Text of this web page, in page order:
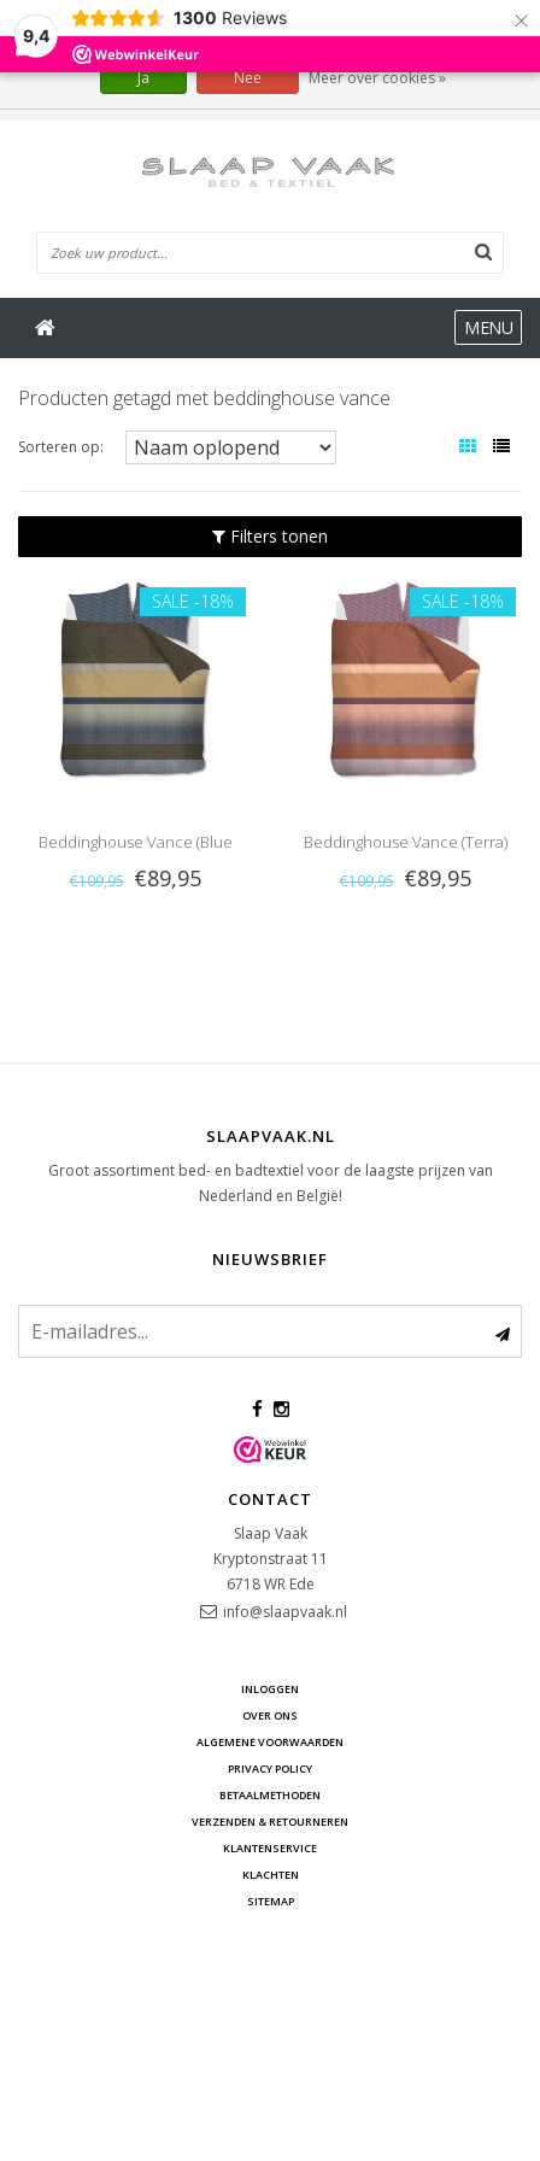
9,4
1300 Reviews ×
MENU
Producten getagd met beddinghouse vance
Sorteren op:
Filters tonen
SALE -18%
Beddinghouse Vance (Blue
€109,95 €89,95
SALE -18%
Beddinghouse Vance (Terra)
€109,95 €89,95
SLAAPVAAK.NL
Groot assortiment bed- en badtextiel voor de laagste prijzen van
Nederland en België!
NIEUWSBRIEF
CONTACT
Slaap Vaak
Kryptonstraat 11
6718 WR Ede
info@slaapvaak.nl
INLOGGEN
OVER ONS
ALGEMENE VOORWAARDEN
PRIVACY POLICY
BETAALMETHODEN
VERZENDEN & RETOURNEREN
KLANTENSERVICE
KLACHTEN
SITEMAP
Wij slaan cookies op om onze website te verbeteren. Is dat akkoord?
Ja Nee Meer over cookies »